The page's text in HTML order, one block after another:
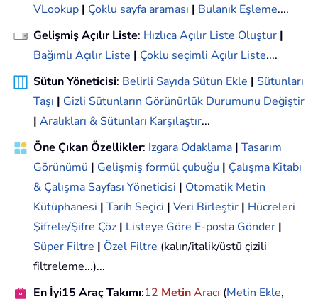
VLookup | Çoklu sayfa araması | Bulanık Eşleme....
Gelişmiş Açılır Liste: Hızlıca Açılır Liste Oluştur |
Bağımlı Açılır Liste | Çoklu seçimli Açılır Liste....
Sütun Yöneticisi: Belirli Sayıda Sütun Ekle | Sütunları
Taşı | Gizli Sütunların Görünürlük Durumunu Değiştir
| Aralıkları & Sütunları Karşılaştır...
Öne Çıkan Özellikler: Izgara Odaklama | Tasarım
Görünümü | Gelişmiş formül çubuğu | Çalışma Kitabı
& Çalışma Sayfası Yöneticisi | Otomatik Metin
Kütüphanesi | Tarih Seçici | Veri Birleştir | Hücreleri
Şifrele/Şifre Çöz | Listeye Göre E-posta Gönder |
Süper Filtre | Özel Filtre (kalın/italik/üstü çizili
filtreleme...)...
En İyi15 Araç Takımı:12 MetinAracı (Metin Ekle,